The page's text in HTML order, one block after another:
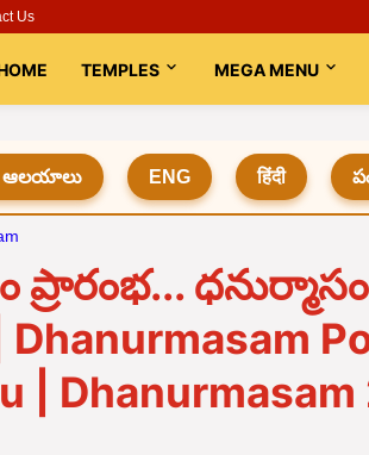
Us
TEMPLES MEGA MENU
ఆలయాలు ENG हिंदी
ప్రారంభ...
|